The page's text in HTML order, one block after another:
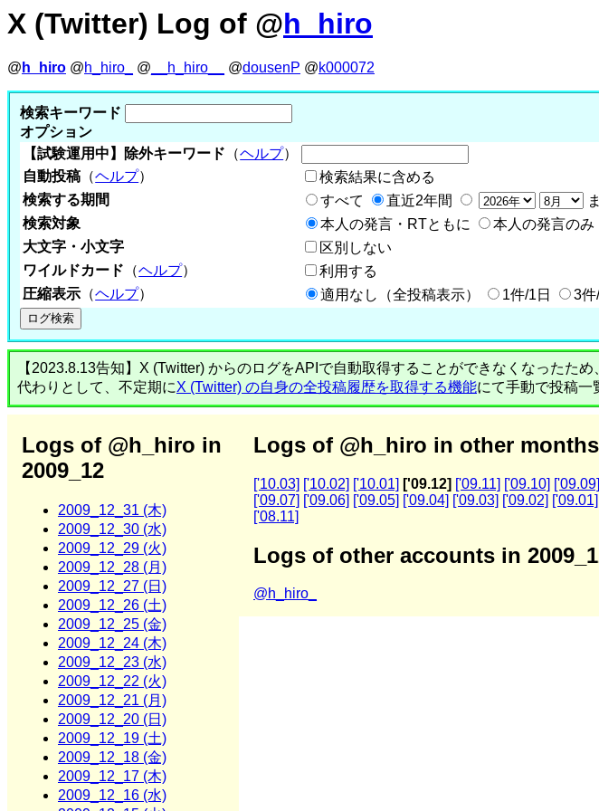
X (Twitter) Log of @h_hiro
@ h_hiro @h_hiro_ @ __h_hiro__ @dousenP @k000072
検索キーワード
オプション
【試験運用中】除外キーワード （ヘルプ）
自動投稿 （ヘルプ）
検索結果に含める
検索する期間
すべて 直近2年間
検索対象
本人の発言・RTともに 本人の発言のみ
大文字・小文字
区別しない
ワイルドカード （ヘルプ）
利用する
圧縮表示 （ヘルプ） 適用なし（全投稿表示） 1件/1日 3件
【2023.8.13告知】X (Twitter) からのログをAPIで自動取得することができなくなったた
代わりとして、不定期にX (Twitter) の自身の全投稿履歴を取得する機能にて手動で投稿一
Logs of @h_hiro in
2009_12
2009_12_31 (木)
2009_12_30 (水)
2009_12_29 (火)
2009_12_28 (月)
2009_12_27 (日)
2009_12_26 (土)
2009_12_25 (金)
2009_12_24 (木)
2009_12_23 (水)
2009_12_22 (火)
2009_12_21 (月)
2009_12_20 (日)
2009_12_19 (土)
2009_12_18 (金)
2009_12_17 (木)
2009_12_16 (水)
Logs of @h_hiro in other months
['10.03] ['10.02] ['10.01] ['09.12] ['09.11] ['09.10] ['09.09]
['09.07] ['09.06] ['09.05] ['09.04] ['09.03] ['09.02] ['09.01]
['08.11]
Logs of other accounts in
@h_hiro_